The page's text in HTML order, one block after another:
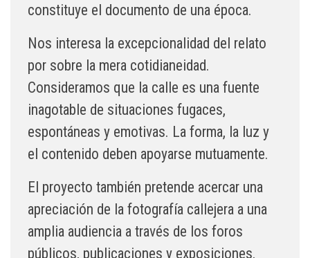
constituye el documento de una época.
Nos interesa la excepcionalidad del relato
por sobre la mera cotidianeidad.
Consideramos que la calle es una fuente
inagotable de situaciones fugaces,
espontáneas y emotivas. La forma, la luz y
el contenido deben apoyarse mutuamente.
El proyecto también pretende acercar una
apreciación de la fotografía callejera a una
amplia audiencia a través de los foros
públicos, publicaciones y exposiciones.